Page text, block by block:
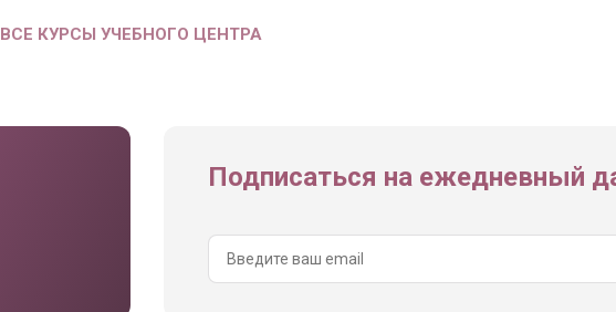
ВСЕ КУРСЫ УЧЕБНОГО ЦЕНТРА
Подписаться на ежедневный